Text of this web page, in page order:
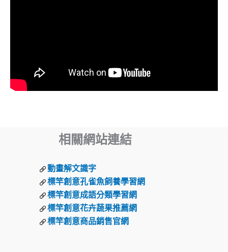
相關網站連結
動畫解文識字
標竿創意孔雀魚飼養學習網
標竿創意成語分類學習網
標竿創意花卉蔬果推薦網
標竿創意商品銷售官網